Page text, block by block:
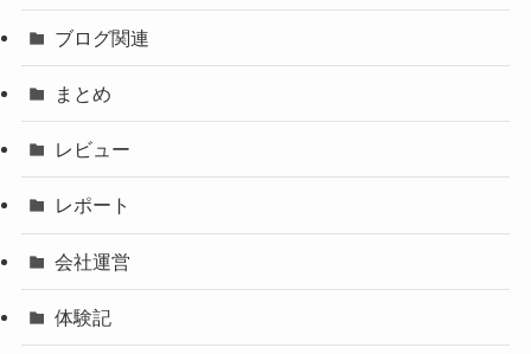
ブログ関連
まとめ
レビュー
レポート
会社運営
体験記